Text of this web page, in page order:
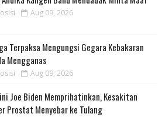
Aug 09, 2026
Terpaksa Mengungsi Gegara Kebakaran
Mengganas
Aug 09, 2026
Joe Biden Memprihatinkan, Kesakitan
Prostat Menyebar ke Tulang